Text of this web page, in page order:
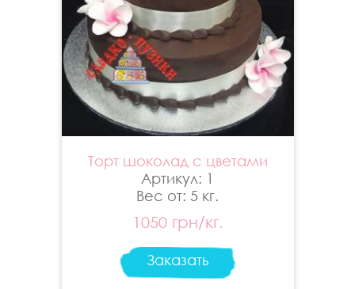
Торт шоколад с цветами
Артикул: 1
Вес от: 5 кг.
1050 грн/кг.
Заказать